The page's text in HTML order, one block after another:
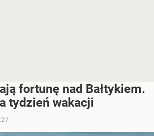
fortunę nad Bałtykiem.
tydzień wakacji